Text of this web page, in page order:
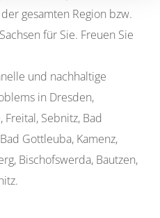
gesamten Region bzw.
für Sie. Freuen Sie
und nachhaltige
in Dresden,
Sebnitz, Bad
Gottleuba, Kamenz,
Bischofswerda, Bautzen,